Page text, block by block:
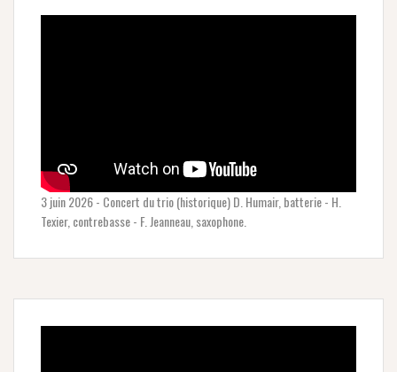
3 juin 2026 - Concert du trio (historique) D. Humair, batterie - H.
Texier, contrebasse - F. Jeanneau, saxophone.